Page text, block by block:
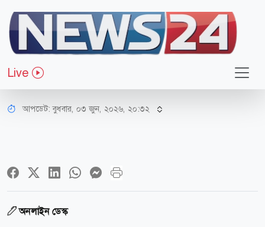
Live
অর্থ-বাণিজ্য
আইএমএফের কাছে অর্থ সহায়তা চাইলো
বাংলাদেশ
আপডেট: বুধবার, ০৩ জুন, ২০২৬, ২০:৩২
অনলাইন ডেস্ক